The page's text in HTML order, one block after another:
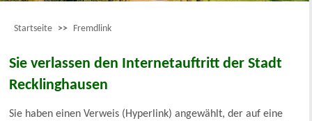
Startseite >> Fremdlink
Sie verlassen den Internetauftritt der Stadt
Recklinghausen
Sie haben einen Verweis (Hyperlink) angewählt, der auf eine